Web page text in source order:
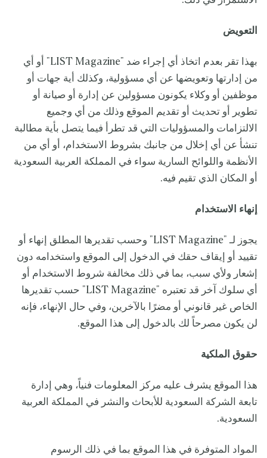
التعويض
بهذا تقر بعدم اتخاذ أي إجراء ضد "LIST Magazine" أو أي
من إدارتها وتعويضها عن أي مسؤولية، وكذلك أية جهات أو
موظفين أو وكلاء يكونون مسؤولين عن إدارة أو صيانة أو
تطوير أو تحديث أو تقديم الموقع وذلك من أي وجميع
الالتزامات والمسؤوليات التي قد تطرأ فيما يتصل بأية مطالبة
تنشأ عن أي إخلال من جانبك بشروط الاستخدام، أو أي من
الأنظمة واللوائح السارية سواء في المملكة العربية السعودية
أو المكان الذي تقيم فيه.
إنهاء الاستخدام
يجوز لـ "LIST Magazine" وحسب تقديرها المطلق إنهاء أو
تقييد أو إيقاف حقك في الدخول إلى الموقع واستخدامه دون
إشعار ولأي سبب، بما في ذلك مخالفة شروط الاستخدام أو
أي سلوك آخر قد تعتبره "LIST Magazine" حسب تقديرها
الخاص غير قانوني أو مضرًا بالآخرين، وفي حال الإنهاء، فإنه
لن يكون مصرحاً لك بالدخول إلى هذا الموقع.
حقوق الملكية
هذا الموقع يشرف عليه مركز المعلومات فنياً، وهي إدارة
تابعة الشركة السعودية للأبحاث والنشر في المملكة العربية
السعودية.
المواد المتوفرة في هذا الموقع بما في ذلك الرسوم